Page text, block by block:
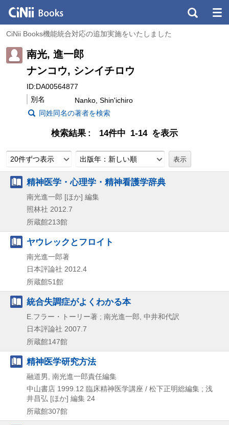
CiNii Books機能統合対応の追加実施をいたしました
南光, 進一郎
ナンコウ, シンイチロウ
ID:DA00564877
別名
Nanko, Shin'ichiro
同姓同名の著者を検索
検索結果 14件中 1-14 を表示
20件ずつ表示 出版年：新しい順
精神医学・心理学・精神看護学辞典
南光進一郎 [ほか] 編集
照林社 2012.7
所蔵館213館
ヤウレックとフロイト
南光進一郎著
日本評論社 2012.4
所蔵館51館
統合失調症がよくわかる本
E.フラー・トーリー著 ; 南光進一郎, 中井和代訳
日本評論社 2007.7
所蔵館147館
精神医学研究方法
融道男, 南光進一郎責任編集
中山書店 1999.12 臨床精神医学講座 / 松下正明総編集 ; 浅
井昌弘 [ほか] 編集 24
所蔵館307館